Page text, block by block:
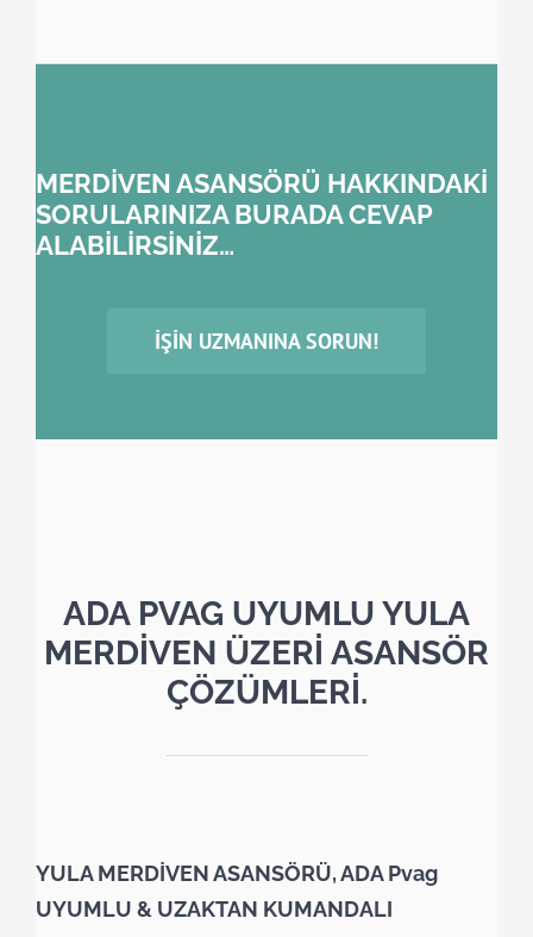
MERDİVEN ASANSÖRÜ HAKKINDAKİ
SORULARINIZA BURADA CEVAP
ALABİLİRSİNİZ…
İŞIN UZMANINA SORUN!
ADA PVAG UYUMLU YULA
MERDİVEN ÜZERİ ASANSÖR
ÇÖZÜMLERİ.
YULA MERDİVEN ASANSÖRÜ, ADA Pvag
UYUMLU & UZAKTAN KUMANDALI